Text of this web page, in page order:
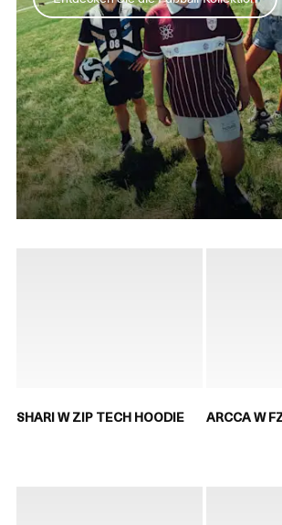
SHARI W ZIP TECH HOODIE ARCCA W